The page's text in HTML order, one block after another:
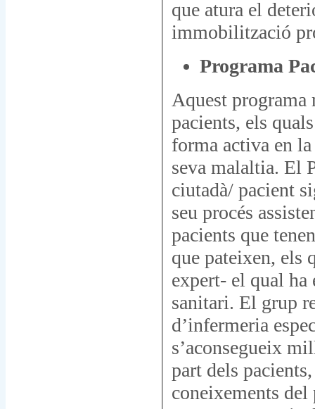
que atura el
immobilització
Programa
Aquest programa
pacients, els
forma activa en
seva malaltia. El
ciutadà/ pacient
seu procés
pacients que
que pateixen, els
expert- el qual ha
sanitari. El grup
d’infermeria
s’aconsegueix
part dels
coneixements del